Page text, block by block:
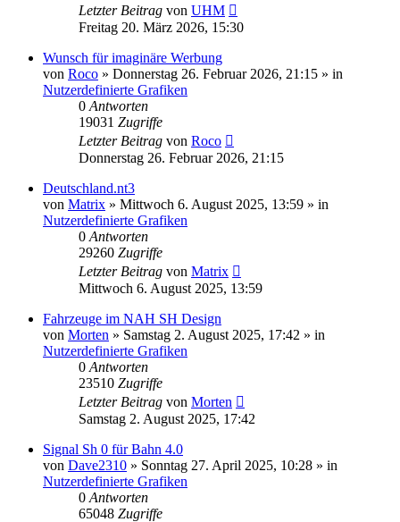
Letzter Beitrag von UHM
Freitag 20. März 2026, 15:30
Wunsch für imaginäre Werbung
von Roco » Donnerstag 26. Februar 2026, 21:15 » in
Nutzerdefinierte Grafiken
0 Antworten
19031 Zugriffe
Letzter Beitrag von Roco
Donnerstag 26. Februar 2026, 21:15
Deutschland.nt3
von Matrix » Mittwoch 6. August 2025, 13:59 » in
Nutzerdefinierte Grafiken
0 Antworten
29260 Zugriffe
Letzter Beitrag von Matrix
Mittwoch 6. August 2025, 13:59
Fahrzeuge im NAH SH Design
von Morten » Samstag 2. August 2025, 17:42 » in
Nutzerdefinierte Grafiken
0 Antworten
23510 Zugriffe
Letzter Beitrag von Morten
Samstag 2. August 2025, 17:42
Signal Sh 0 für Bahn 4.0
von Dave2310 » Sonntag 27. April 2025, 10:28 » in
Nutzerdefinierte Grafiken
0 Antworten
65048 Zugriffe